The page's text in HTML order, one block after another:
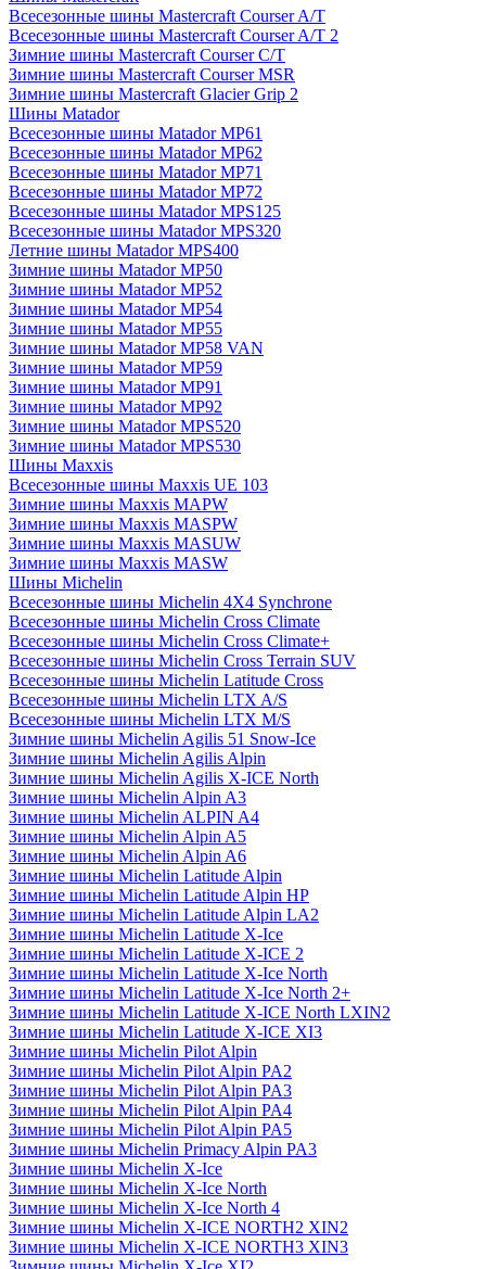
Всесезонные шины Mastercraft Courser A/T
Всесезонные шины Mastercraft Courser A/T 2
Зимние шины Mastercraft Courser C/T
Зимние шины Mastercraft Courser MSR
Зимние шины Mastercraft Glacier Grip 2
Шины Matador
Всесезонные шины Matador MP61
Всесезонные шины Matador MP62
Всесезонные шины Matador MP71
Всесезонные шины Matador MP72
Всесезонные шины Matador MPS125
Всесезонные шины Matador MPS320
Летние шины Matador MPS400
Зимние шины Matador MP50
Зимние шины Matador MP52
Зимние шины Matador MP54
Зимние шины Matador MP55
Зимние шины Matador MP58 VAN
Зимние шины Matador MP59
Зимние шины Matador MP91
Зимние шины Matador MP92
Зимние шины Matador MPS520
Зимние шины Matador MPS530
Шины Maxxis
Всесезонные шины Maxxis UE 103
Зимние шины Maxxis MAPW
Зимние шины Maxxis MASPW
Зимние шины Maxxis MASUW
Зимние шины Maxxis MASW
Шины Michelin
Всесезонные шины Michelin 4X4 Synchrone
Всесезонные шины Michelin Cross Climate
Всесезонные шины Michelin Cross Climate+
Всесезонные шины Michelin Cross Terrain SUV
Всесезонные шины Michelin Latitude Cross
Всесезонные шины Michelin LTX A/S
Всесезонные шины Michelin LTX M/S
Зимние шины Michelin Agilis 51 Snow-Ice
Зимние шины Michelin Agilis Alpin
Зимние шины Michelin Agilis X-ICE North
Зимние шины Michelin Alpin A3
Зимние шины Michelin ALPIN A4
Зимние шины Michelin Alpin A5
Зимние шины Michelin Alpin A6
Зимние шины Michelin Latitude Alpin
Зимние шины Michelin Latitude Alpin HP
Зимние шины Michelin Latitude Alpin LA2
Зимние шины Michelin Latitude X-Ice
Зимние шины Michelin Latitude X-ICE 2
Зимние шины Michelin Latitude X-Ice North
Зимние шины Michelin Latitude X-Ice North 2+
Зимние шины Michelin Latitude X-ICE North LXIN2
Зимние шины Michelin Latitude X-ICE XI3
Зимние шины Michelin Pilot Alpin
Зимние шины Michelin Pilot Alpin PA2
Зимние шины Michelin Pilot Alpin PA3
Зимние шины Michelin Pilot Alpin PA4
Зимние шины Michelin Pilot Alpin PA5
Зимние шины Michelin Primacy Alpin PA3
Зимние шины Michelin X-Ice
Зимние шины Michelin X-Ice North
Зимние шины Michelin X-Ice North 4
Зимние шины Michelin X-ICE NORTH2 XIN2
Зимние шины Michelin X-ICE NORTH3 XIN3